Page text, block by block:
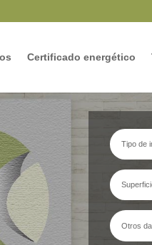
Certificado energético